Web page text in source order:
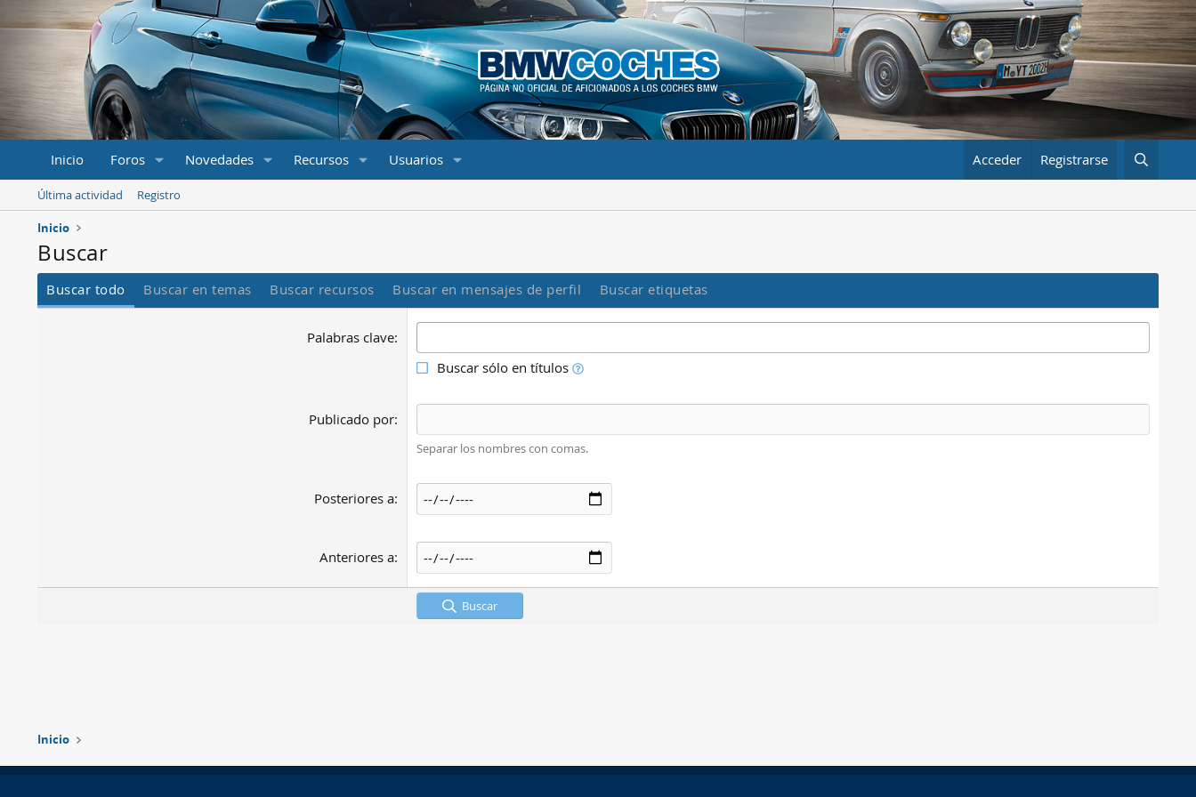
Inicio Foros Novedades Recursos Usuarios Acceder Registrarse
Última actividad Registro
Inicio
Buscar
Buscar todo Buscar en temas Buscar recursos Buscar en mensajes de perfil Buscar etiquetas
Palabras clave
Buscar sólo en títulos
Publicado por
Separar los nombres con comas.
Posteriores a
Anteriores a
Buscar
Inicio